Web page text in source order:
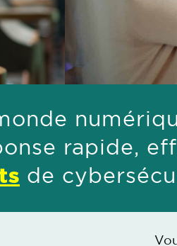
rapide,
de